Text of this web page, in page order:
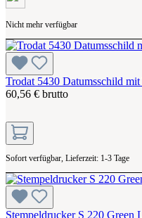
Nicht mehr verfügbar
Trodat 5430 Datumsschild mit
60,56 € brutto
Sofort verfügbar, Lieferzeit: 1-3 Tage
Stempeldrucker S 220 Green